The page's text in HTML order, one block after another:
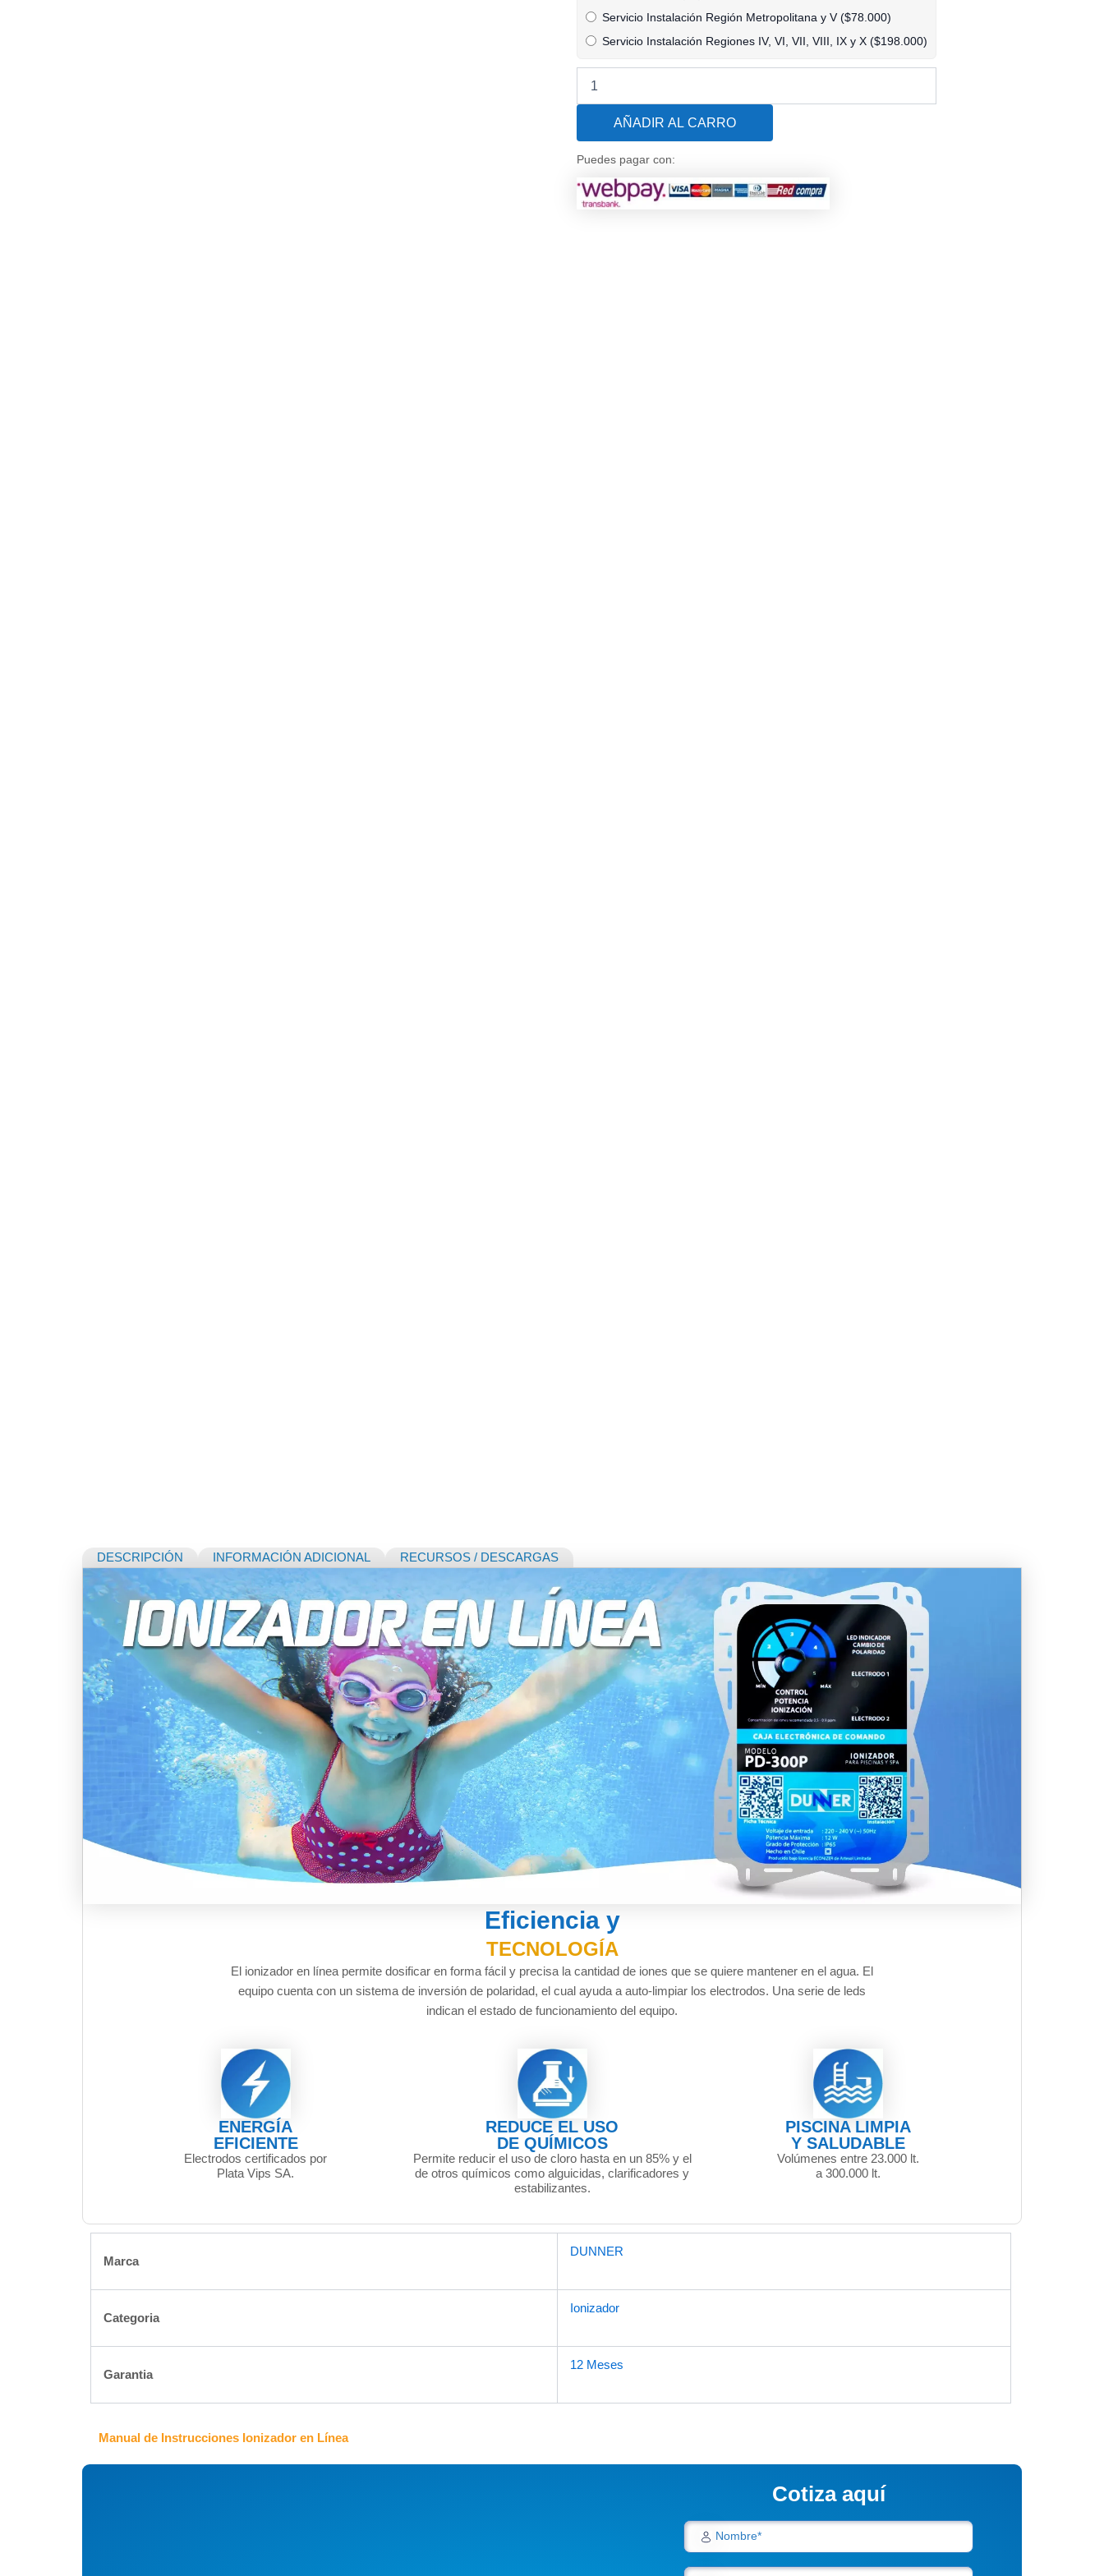
Servicio Instalación Región Metropolitana y V ($78.000)
Servicio Instalación Regiones IV, VI, VII, VIII, IX y X ($198.000)
de
300
Dunner
AÑADIR AL CARRO
Puedes pagar con:
DESCRIPCIÓN INFORMACIÓN ADICIONAL RECURSOS / DESCARGAS
Eficiencia y
TECNOLOGÍA
El ionizador en línea permite dosificar en forma fácil y precisa la cantidad de iones que se quiere mantener en el agua. El
equipo cuenta con un sistema de inversión de polaridad, el cual ayuda a auto-limpiar los electrodos. Una serie de leds
indican el estado de funcionamiento del equipo.
ENERGÍA
EFICIENTE
Electrodos certificados por
Plata Vips SA.
REDUCE EL USO
DE QUÍMICOS
Permite reducir el uso de cloro hasta en un 85% y el
de otros químicos como alguicidas, clarificadores y
estabilizantes.
PISCINA LIMPIA
Y SALUDABLE
Volúmenes entre 23.000 lt.
a 300.000 lt.
Marca
DUNNER
Categoria
Ionizador
Garantia
12 Meses
Manual de Instrucciones Ionizador en Línea
Cotiza aquí
Nombre*